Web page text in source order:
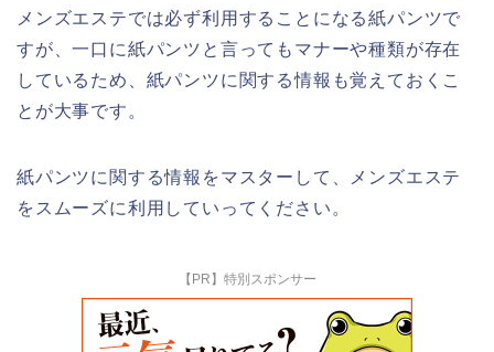
メンズエステでは必ず利用することになる紙パンツで
すが、一口に紙パンツと言ってもマナーや種類が存在
しているため、紙パンツに関する情報も覚えておくこ
とが大事です。
紙パンツに関する情報をマスターして、メンズエステ
をスムーズに利用していってください。
【PR】特別スポンサー